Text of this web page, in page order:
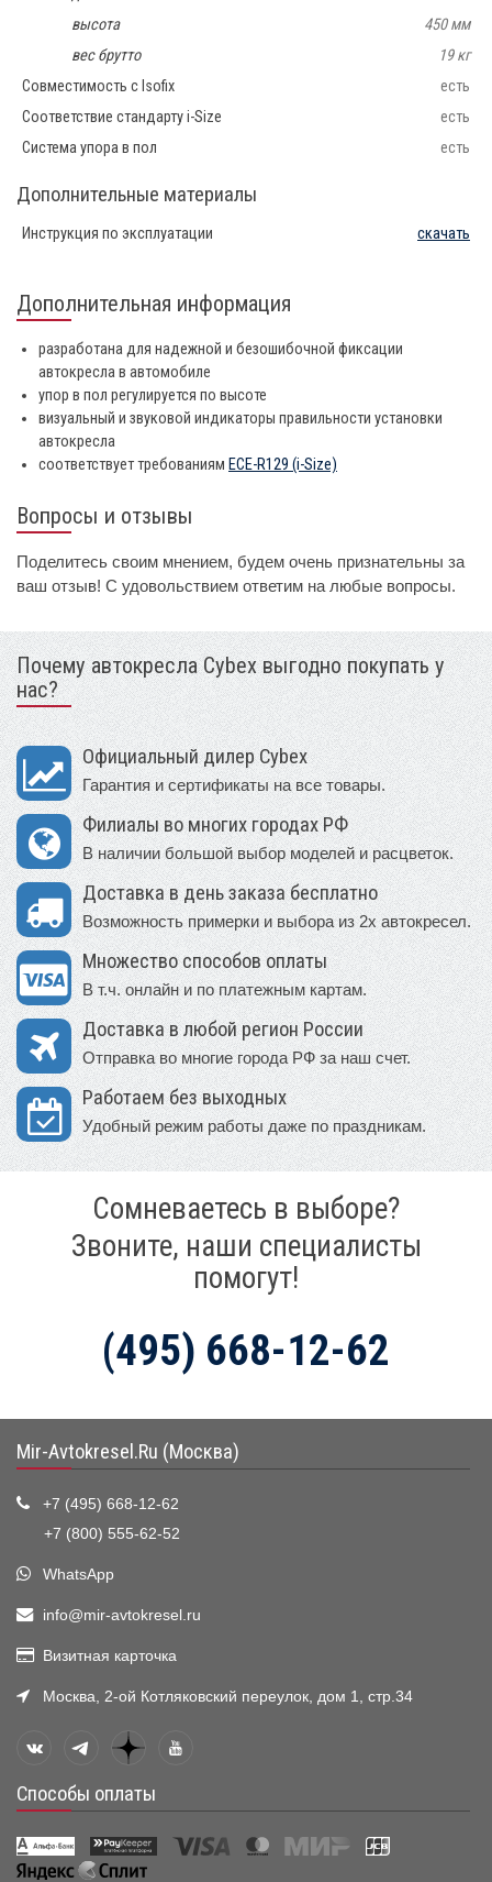
высота
450 мм
вес брутто
19 кг
Совместимость с Isofix
есть
Соответствие стандарту i-Size
есть
Система упора в пол
есть
Дополнительные материалы
Инструкция по эксплуатации скачать
Дополнительная информация
разработана для надежной и безошибочной фиксации
автокресла в автомобиле
упор в пол регулируется по высоте
визуальный и звуковой индикаторы правильности установки
автокресла
соответствует требованиям ECE-R129 (i-Size)
Вопросы и отзывы
Поделитесь своим мнением, будем очень признательны за
ваш отзыв! С удовольствием ответим на любые вопросы.
Почему автокресла Cybex выгодно покупать у
нас?
Официальный дилер Cybex
Гарантия и сертификаты на все товары.
Филиалы во многих городах РФ
В наличии большой выбор моделей и расцветок.
Доставка в день заказа бесплатно
Возможность примерки и выбора из 2х автокресел.
Множество способов оплаты
В т.ч. онлайн и по платежным картам.
Доставка в любой регион России
Отправка во многие города РФ за наш счет.
Работаем без выходных
Удобный режим работы даже по праздникам.
Сомневаетесь в выборе?
Звоните, наши специалисты
помогут!
(495) 668-12-62
Mir-Avtokresel.Ru (Москва)
+7 (495) 668-12-62
+7 (800) 555-62-52
WhatsApp
info@mir-avtokresel.ru
Визитная карточка
Москва, 2-ой Котляковский переулок, дом 1, стр.34
Способы оплаты